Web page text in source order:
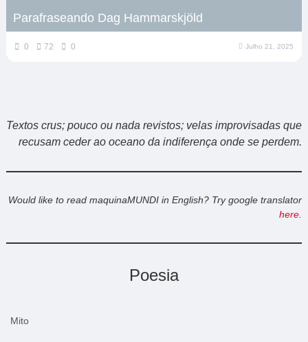
Parafraseando Dag Hammarskjöld
0 72 0 Julho 21, 2025
Textos crus; pouco ou nada revistos; velas improvisadas que
recusam ceder ao oceano da indiferença onde se perdem.
Would like to read maquinaMUNDI in English? Try google translator
here
Poesia
Mito